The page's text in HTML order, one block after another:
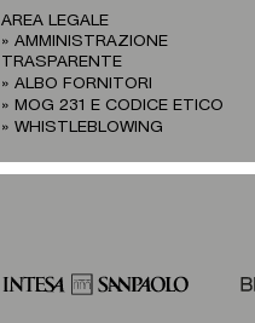
AREA LEGALE
AMMINISTRAZIONE
TRASPARENTE
ALBO FORNITORI
MOG 231 E CODICE ETICO
WHISTLEBLOWING